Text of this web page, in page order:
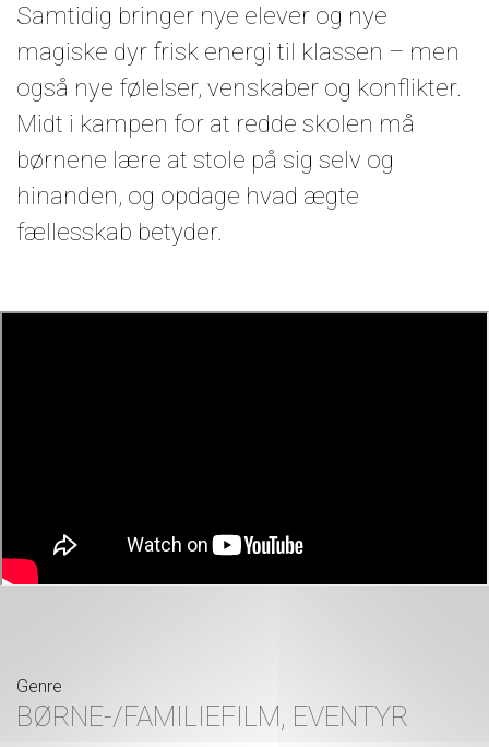
Samtidig bringer nye elever og nye
magiske dyr frisk energi til klassen – men
også nye følelser, venskaber og konflikter.
Midt i kampen for at redde skolen må
børnene lære at stole på sig selv og
hinanden, og opdage hvad ægte
fællesskab betyder.
Genre
BØRNE-/FAMILIEFILM, EVENTYR